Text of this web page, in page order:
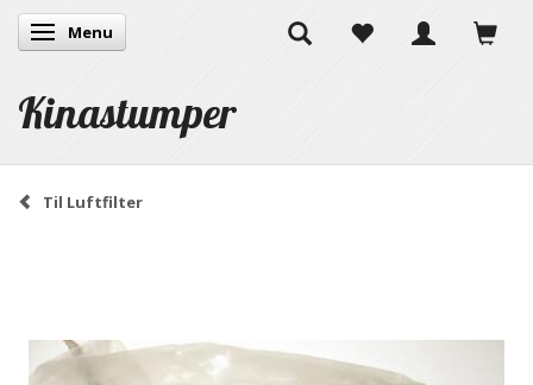
Skifte navigation
Menu
Kinastumper
Til Luftfilter